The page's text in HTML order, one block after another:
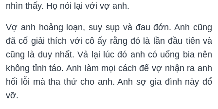
nhìn thấy. Họ nói lại với vợ anh.
Vợ anh hoảng loạn, suy sụp và đau đớn. Anh cũng
đã cố giải thích với cô ấy rằng đó là lần đầu tiên và
cũng là duy nhất. Vả lại lúc đó anh có uống bia nên
không tỉnh táo. Anh làm mọi cách để vợ nhận ra anh
hối lỗi mà tha thứ cho anh. Anh sợ gia đình này đổ
vỡ.